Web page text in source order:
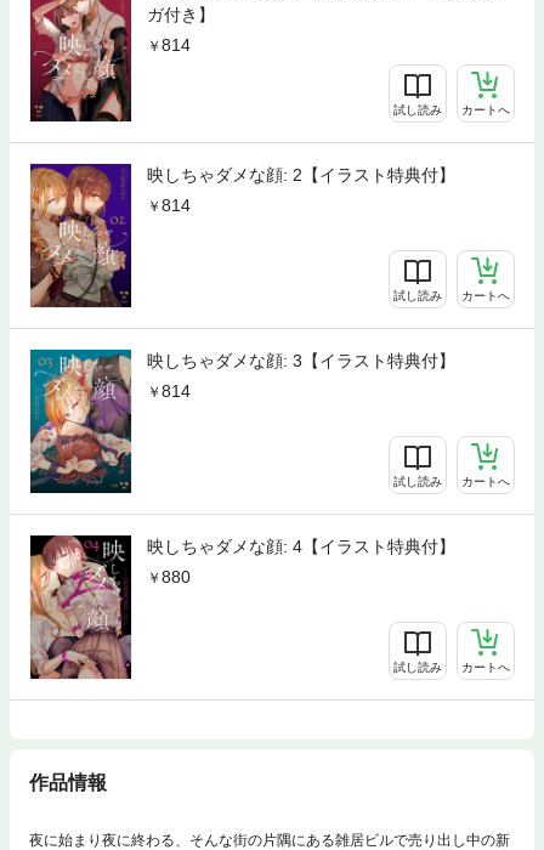
ガ付き】
814
試し読み カートへ
映しちゃダメな顔: 2【イラスト特典付】
814
試し読み カートへ
映しちゃダメな顔: 3【イラスト特典付】
814
試し読み カートへ
映しちゃダメな顔: 4【イラスト特典付】
880
試し読み カートへ
作品情報
夜に始まり夜に終わる、そんな街の片隅にある雑居ビルで売り出し中の新